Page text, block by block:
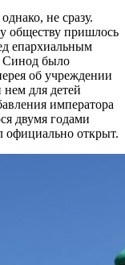
не сразу.
обществу пришлось
епархиальным
Синод было
об учреждении
для детей
императора
двумя годами
официально открыт.